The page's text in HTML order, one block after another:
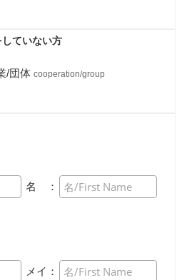
ていない方
/団体 cooperation/group
名 ：
メイ：